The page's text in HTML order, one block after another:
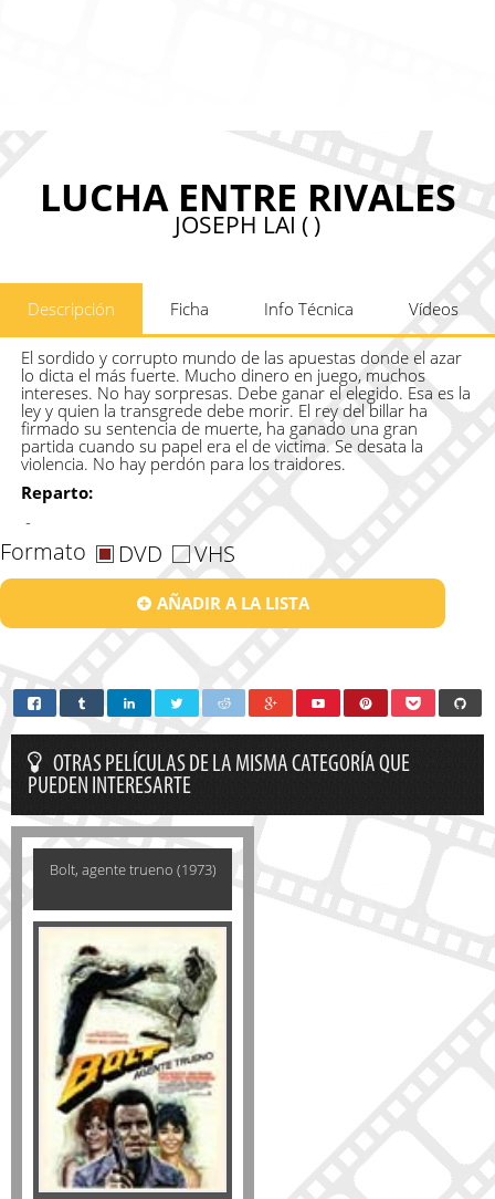
LUCHA ENTRE RIVALES
JOSEPH LAI ( )
Descripción Ficha Info Técnica Vídeos
El sordido y corrupto mundo de las apuestas donde el azar
lo dicta el más fuerte. Mucho dinero en juego, muchos
intereses. No hay sorpresas. Debe ganar el elegido. Esa es la
ley y quien la transgrede debe morir. El rey del billar ha
firmado su sentencia de muerte, ha ganado una gran
partida cuando su papel era el de victima. Se desata la
violencia. No hay perdón para los traidores.
Reparto:
-
Formato DVD VHS
AÑADIR A LA LISTA
OTRAS PELÍCULAS DE LA MISMA CATEGORÍA QUE
PUEDEN INTERESARTE
Bolt, agente trueno (1973)